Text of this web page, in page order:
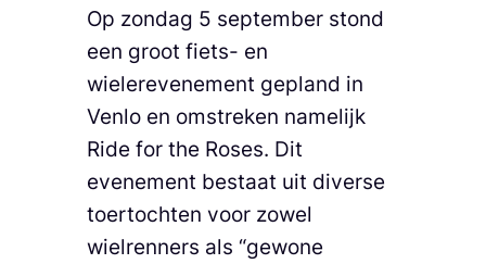
Op zondag 5 september stond
een groot fiets- en
wielerevenement gepland in
Venlo en omstreken namelijk
Ride for the Roses. Dit
evenement bestaat uit diverse
toertochten voor zowel
wielrenners als “gewone